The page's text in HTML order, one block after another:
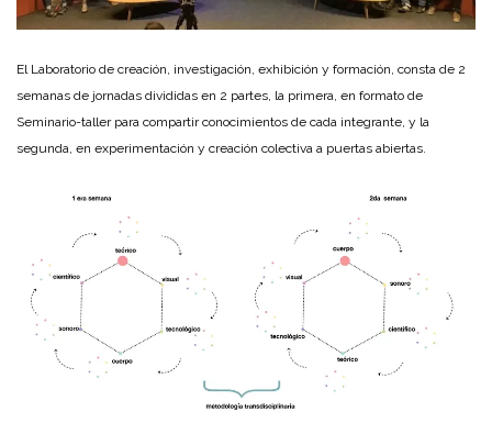
El Laboratorio de creación, investigación, exhibición y formación, consta de 2
semanas de jornadas divididas en 2 partes, la primera, en formato de
Seminario-taller para compartir conocimientos de cada integrante, y la
segunda, en experimentación y creación colectiva a puertas abiertas.